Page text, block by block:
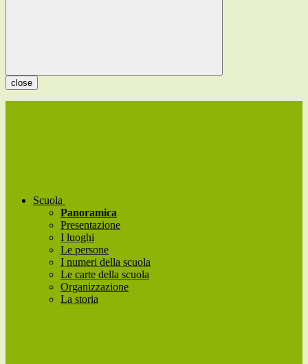
close
Scuola
Panoramica
Presentazione
I luoghi
Le persone
I numeri della scuola
Le carte della scuola
Organizzazione
La storia